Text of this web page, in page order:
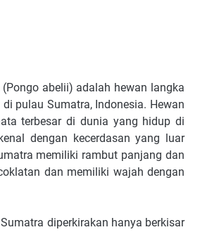
abelii) adalah hewan langka
pulau Sumatra, Indonesia. Hewan
terbesar di dunia yang hidup di
dengan kecerdasan yang luar
memiliki rambut panjang dan
dan memiliki wajah dengan
diperkirakan hanya berkisar